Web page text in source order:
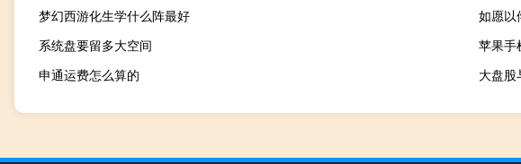
梦幻西游化生学什么阵最好
如愿以
系统盘要留多大空间
苹果手
申通运费怎么算的
大盘股